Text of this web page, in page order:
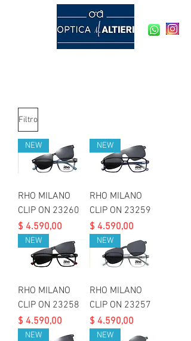
Filtro
NEW
RHO MILANO
CLIP ON 23260
Precio
$ 4.590,00
NEW
RHO MILANO
CLIP ON 23259
Precio
$ 4.590,00
NEW
RHO MILANO
CLIP ON 23258
Precio
$ 4.590,00
NEW
RHO MILANO
CLIP ON 23257
Precio
$ 4.590,00
NEW NEW